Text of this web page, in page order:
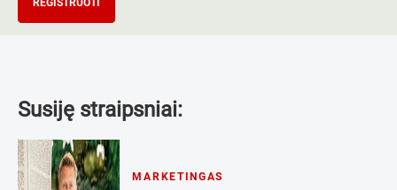
REGISTRUOTI
Susiję straipsniai:
MARKETINGAS